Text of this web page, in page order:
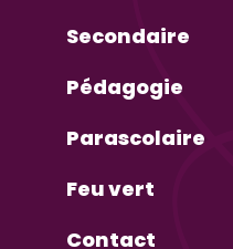
Secondaire
Pédagogie
Parascolaire
Feu vert
Contact